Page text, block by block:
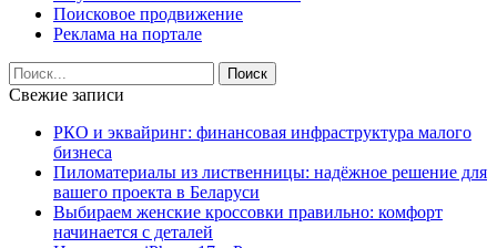
Поисковое продвижение
Реклама на портале
Свежие записи
РКО и эквайринг: финансовая инфраструктура малого
бизнеса
Пиломатериалы из лиственницы: надёжное решение для
вашего проекта в Беларуси
Выбираем женские кроссовки правильно: комфорт
начинается с деталей